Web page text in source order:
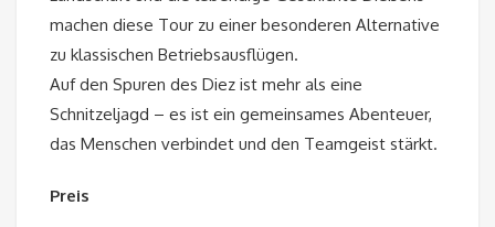
machen diese Tour zu einer besonderen Alternative
zu klassischen Betriebsausflügen.
Auf den Spuren des Diez ist mehr als eine
Schnitzeljagd – es ist ein gemeinsames Abenteuer,
das Menschen verbindet und den Teamgeist stärkt.
Preis